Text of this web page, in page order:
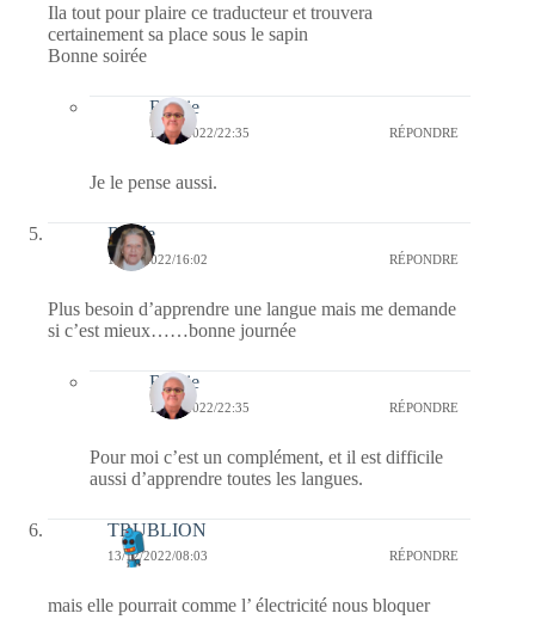
Ila tout pour plaire ce traducteur et trouvera
certainement sa place sous le sapin
Bonne soirée
Bernie
13/12/2022/22:35 RÉPONDRE
Je le pense aussi.
Renée
13/12/2022/16:02 RÉPONDRE
Plus besoin d’apprendre une langue mais me demande
si c’est mieux……bonne journée
Bernie
13/12/2022/22:35 RÉPONDRE
Pour moi c’est un complément, et il est difficile
aussi d’apprendre toutes les langues.
TRUBLION
13/12/2022/08:03 RÉPONDRE
mais elle pourrait comme l’ électricité nous bloquer